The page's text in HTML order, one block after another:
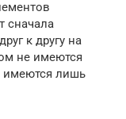
сначала
к другу на
не имеются
имеются лишь